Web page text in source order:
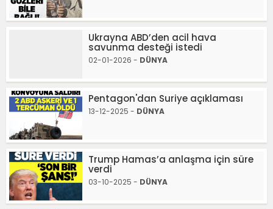
Ukrayna ABD’den acil hava
savunma desteği istedi
02-01-2026 - DÜNYA
Pentagon'dan Suriye açıklaması
13-12-2025 - DÜNYA
Trump Hamas’a anlaşma için süre
verdi
03-10-2025 - DÜNYA